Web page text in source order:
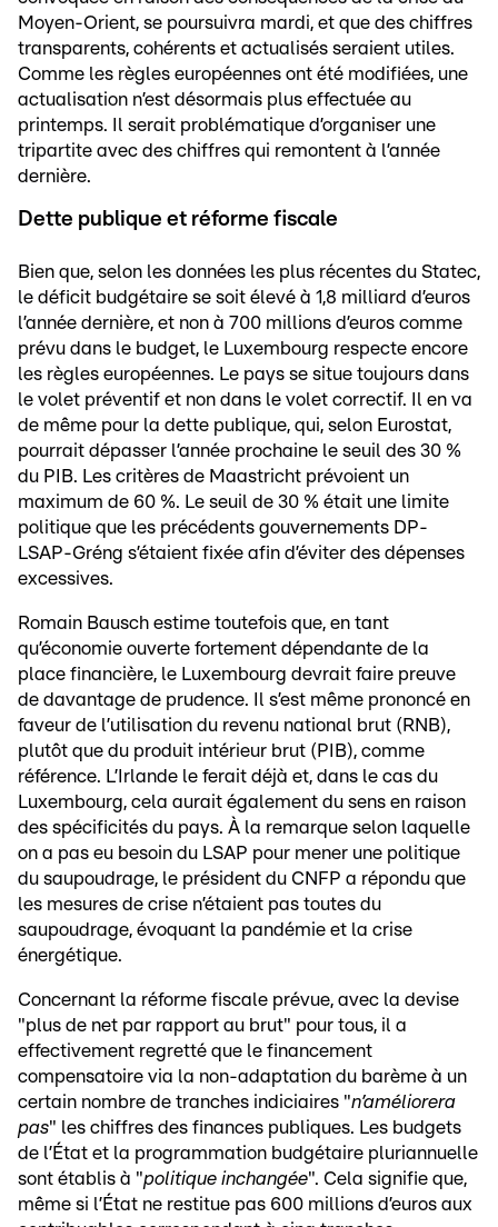
Moyen-Orient, se poursuivra mardi, et que des chiffres
transparents, cohérents et actualisés seraient utiles.
Comme les règles européennes ont été modifiées, une
actualisation n’est désormais plus effectuée au
printemps. Il serait problématique d’organiser une
tripartite avec des chiffres qui remontent à l’année
dernière.
Dette publique et réforme fiscale
Bien que, selon les données les plus récentes du Statec,
le déficit budgétaire se soit élevé à 1,8 milliard d’euros
l’année dernière, et non à 700 millions d’euros comme
prévu dans le budget, le Luxembourg respecte encore
les règles européennes. Le pays se situe toujours dans
le volet préventif et non dans le volet correctif. Il en va
de même pour la dette publique, qui, selon Eurostat,
pourrait dépasser l’année prochaine le seuil des 30 %
du PIB. Les critères de Maastricht prévoient un
maximum de 60 %. Le seuil de 30 % était une limite
politique que les précédents gouvernements DP-
LSAP-Gréng s’étaient fixée afin d’éviter des dépenses
excessives.
Romain Bausch estime toutefois que, en tant
qu’économie ouverte fortement dépendante de la
place financière, le Luxembourg devrait faire preuve
de davantage de prudence. Il s’est même prononcé en
faveur de l’utilisation du revenu national brut (RNB),
plutôt que du produit intérieur brut (PIB), comme
référence. L’Irlande le ferait déjà et, dans le cas du
Luxembourg, cela aurait également du sens en raison
des spécificités du pays. À la remarque selon laquelle
on a pas eu besoin du LSAP pour mener une politique
du saupoudrage, le président du CNFP a répondu que
les mesures de crise n’étaient pas toutes du
saupoudrage, évoquant la pandémie et la crise
énergétique.
Concernant la réforme fiscale prévue, avec la devise
"plus de net par rapport au brut" pour tous, il a
effectivement regretté que le financement
compensatoire via la non-adaptation du barème à un
certain nombre de tranches indiciaires "n’améliorera
pas" les chiffres des finances publiques. Les budgets
de l’État et la programmation budgétaire pluriannuelle
sont établis à "politique inchangée". Cela signifie que,
même si l’État ne restitue pas 600 millions d’euros aux